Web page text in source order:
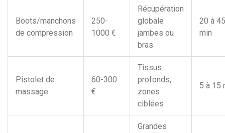
Boots/manchons
de compression
250-
1000 €
Récupération
globale
jambes ou
bras
20 à 45
min
Pistolet de
massage
60-300
€
Tissus
profonds,
zones
ciblées
5 à 15
Grandes